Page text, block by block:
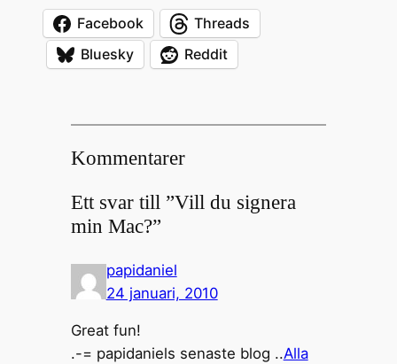
Facebook
Threads
Bluesky
Reddit
Kommentarer
Ett svar till ”Vill du signera
min Mac?”
papidaniel
24 januari, 2010
Great fun!
.-= papidaniels senaste blog ..Alla